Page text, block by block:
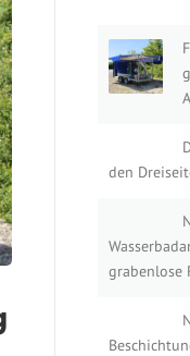
den
grabenlose